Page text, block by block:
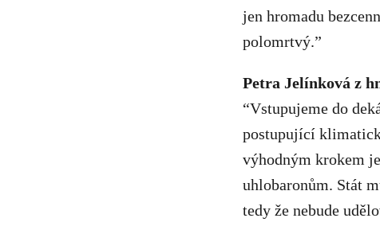
jen hromadu
polomrtvý.”
Petra Jelínková z
“Vstupujeme do
postupující
výhodným krokem
uhlobaronům. Stát
tedy že nebude